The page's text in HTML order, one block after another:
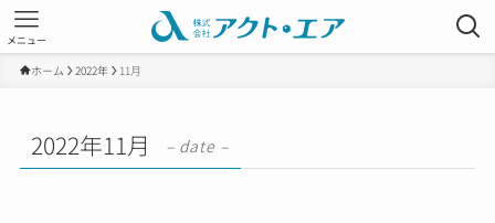
メニュー
ホーム 2022年 11月
2022年11月 – date –